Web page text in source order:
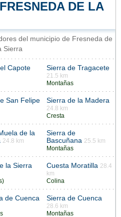
DE LA
del municipio de Fresneda de
Sierra
Capote Sierra de Tragacete
21.5 km
Montañas
San Felipe Sierra de la Madera
24.8 km
Cresta
de la
24.8 km
Sierra de
Bascuñana 25.5 km
Montañas
la Sierra Cuesta Moratilla 28.4
km
Colina
de Cuenca Sierra de Cuenca
28.6 km
Montañas